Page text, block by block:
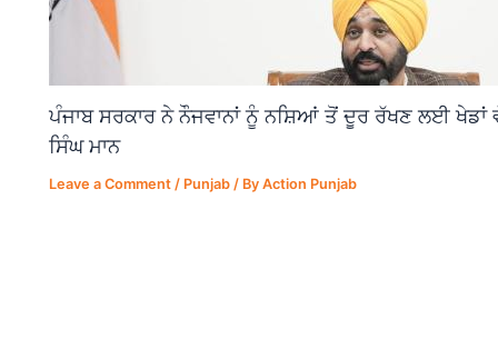
ਪੰਜਾਬ ਸਰਕਾਰ ਨੇ ਨੌਜਵਾਨਾਂ ਨੂੰ ਨਸ਼ਿਆਂ ਤੋਂ ਦੂਰ ਰੱਖਣ ਲਈ ਖੇਡਾਂ
ਸਿੰਘ ਮਾਨ
Leave a Comment / Punjab / ByAction Punjab